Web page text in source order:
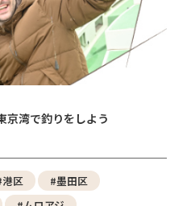
湾で釣りをしよう
区
#墨田区